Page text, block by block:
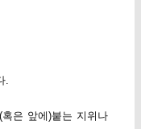
.
은 앞에)붙는 지위나